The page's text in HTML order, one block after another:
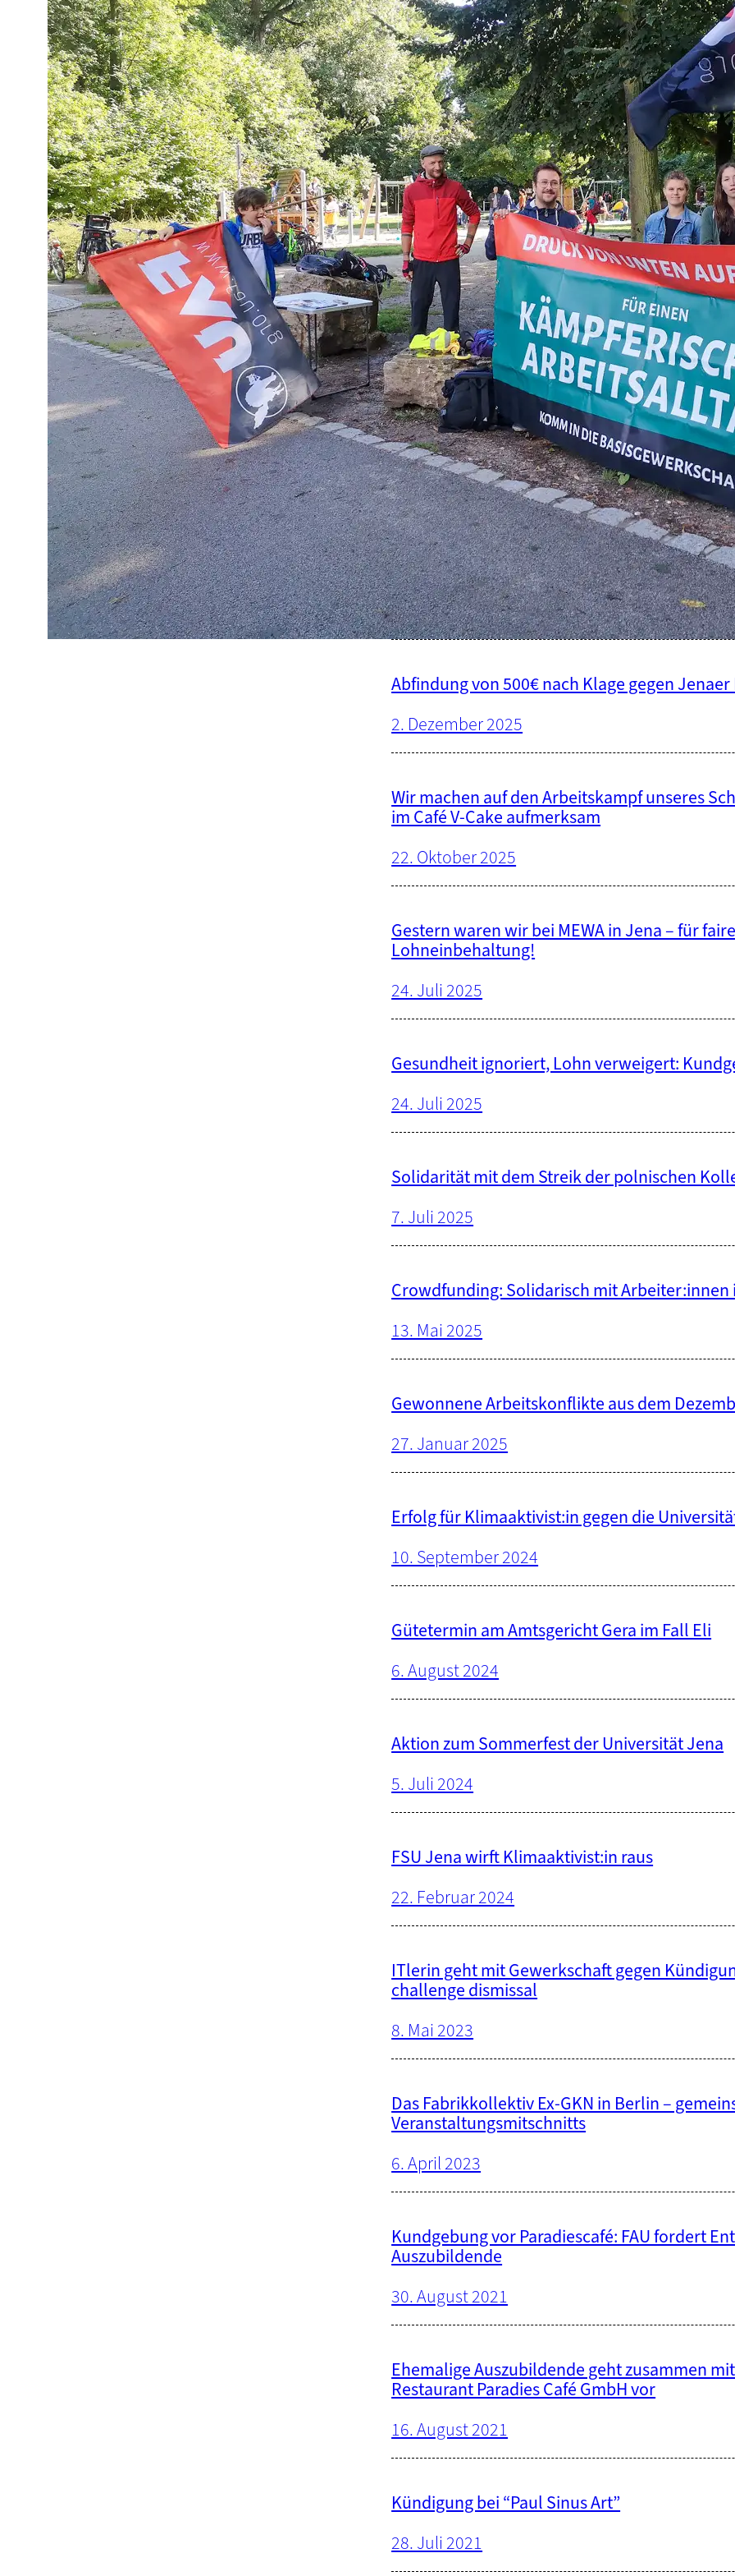
Als Gewerkschaft kämpfen wir insbesondere für
stellen wir uns auch Konflikten mit der
Hier findet sich eine Übersicht über unsere
Erfolgreiche Lohneintreibung bei sozialem
6. August 2026
„Für ein gutes Leben für Alle“: Warnstreik
2026 Jena
15. Januar 2026
Flyeraktion vor REWE in der Neuen Mitte
18. Dezember 2025
„Ich war quasi eingekesselt.“ – Rewe drängt
Aufhebungsvertrag
10. Dezember 2025
Abfindung von 500€ nach Klage gegen
2. Dezember 2025
Wir machen auf den Arbeitskampf unseres
im Café V-Cake aufmerksam
22. Oktober 2025
Gestern waren wir bei MEWA in Jena – für
Lohneinbehaltung!
24. Juli 2025
Gesundheit ignoriert, Lohn verweigert:
24. Juli 2025
Solidarität mit dem Streik der polnischen
7. Juli 2025
Crowdfunding: Solidarisch mit Arbeiter:innen
13. Mai 2025
Gewonnene Arbeitskonflikte aus dem
27. Januar 2025
Erfolg für Klimaaktivist:in gegen die
10. September 2024
Gütetermin am Amtsgericht Gera im Fall Eli
6. August 2024
Aktion zum Sommerfest der Universität Jena
5. Juli 2024
FSU Jena wirft Klimaaktivist:in raus
22. Februar 2024
ITlerin geht mit Gewerkschaft gegen
challenge dismissal
8. Mai 2023
Das Fabrikkollektiv Ex-GKN in Berlin –
Veranstaltungsmitschnitts
6. April 2023
Kundgebung vor Paradiescafé: FAU fordert
Auszubildende
30. August 2021
Ehemalige Auszubildende geht zusammen
Restaurant Paradies Café GmbH vor
16. August 2021
Kündigung bei “Paul Sinus Art”
28. Juli 2021